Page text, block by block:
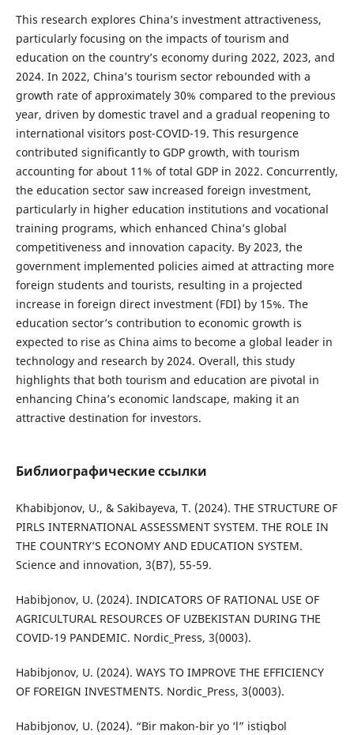
This research explores China’s investment attractiveness,
particularly focusing on the impacts of tourism and
education on the country’s economy during 2022, 2023, and
2024. In 2022, China’s tourism sector rebounded with a
growth rate of approximately 30% compared to the previous
year, driven by domestic travel and a gradual reopening to
international visitors post-COVID-19. This resurgence
contributed significantly to GDP growth, with tourism
accounting for about 11% of total GDP in 2022. Concurrently,
the education sector saw increased foreign investment,
particularly in higher education institutions and vocational
training programs, which enhanced China’s global
competitiveness and innovation capacity. By 2023, the
government implemented policies aimed at attracting more
foreign students and tourists, resulting in a projected
increase in foreign direct investment (FDI) by 15%. The
education sector’s contribution to economic growth is
expected to rise as China aims to become a global leader in
technology and research by 2024. Overall, this study
highlights that both tourism and education are pivotal in
enhancing China’s economic landscape, making it an
attractive destination for investors.
Библиографические ссылки
Khabibjonov, U., & Sakibayeva, T. (2024). THE STRUCTURE OF
PIRLS INTERNATIONAL ASSESSMENT SYSTEM. THE ROLE IN
THE COUNTRY’S ECONOMY AND EDUCATION SYSTEM.
Science and innovation, 3(B7), 55-59.
Habibjonov, U. (2024). INDICATORS OF RATIONAL USE OF
AGRICULTURAL RESOURCES OF UZBEKISTAN DURING THE
COVID-19 PANDEMIC. Nordic_Press, 3(0003).
Habibjonov, U. (2024). WAYS TO IMPROVE THE EFFICIENCY
OF FOREIGN INVESTMENTS. Nordic_Press, 3(0003).
Habibjonov, U. (2024). “Bir makon-bir yo ‘l” istiqbol